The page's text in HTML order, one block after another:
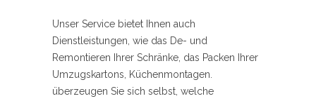
Unser Service bietet Ihnen auch
Dienstleistungen, wie das De- und
Remontieren Ihrer Schränke, das Packen Ihrer
Umzugskartons, Küchenmontagen.
überzeugen Sie sich selbst, welche